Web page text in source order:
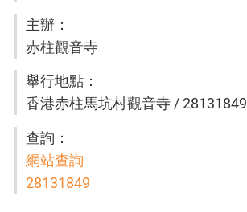
赤柱觀音寺
香港赤柱馬坑村觀音寺 / 28131849
網站查詢
28131849